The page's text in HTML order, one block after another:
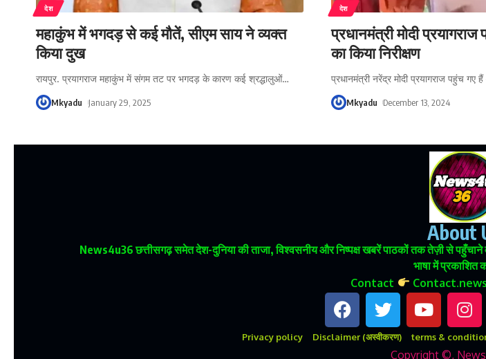
देश
महाकुंभ में भगदड़ से कई मौतें, सीएम साय ने व्यक्त
किया दुख
रायपुर. प्रयागराज महाकुंभ में संगम तट पर भगदड़ के कारण कई श्रद्धालुओं…
Mkyadu January 29, 2025
देश
प्रधानमंत्री मोदी
का किया निरीक्षण
प्रधानमंत्री नरेंद्र मोदी प्रयागराज पहुंच गए
Mkyadu December 13, 2024
About
News4u36छत्तीसगढ़ समेत देश-दुनिया की ताजा, विश्वसनीय और निष्पक्ष खबरें पाठकों तक तेज़ी से
भाषा में प्रकाशित
Contact
Privacy policy Disclaimer (अस्वीकरण) terms &
Copyright ©,